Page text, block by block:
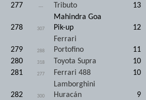
277 ---
Tributo
13
278 307
Mahindra Goa
Pik-up
12
279 288
Ferrari
Portofino
11
280
318 Toyota Supra 10
281
277 Ferrari 488 10
282 300
Lamborghini
Huracán
9